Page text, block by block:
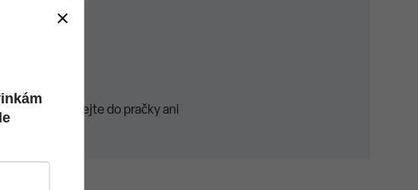
Nedávejte do pračky ani